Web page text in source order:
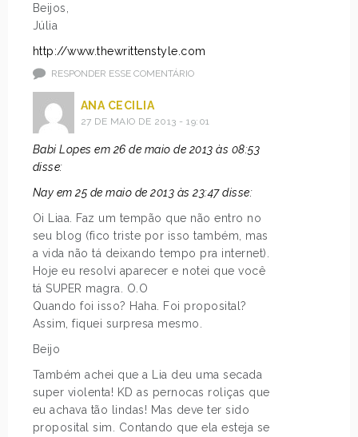
Beijos,
Júlia
http://www.thewrittenstyle.com
RESPONDER ESSE COMENTÁRIO
ANA CECILIA
27 DE MAIO DE 2013 - 19:01
Babi Lopes em 26 de maio de 2013 às 08:53
disse:
Nay em 25 de maio de 2013 às 23:47 disse:
Oi Liaa. Faz um tempão que não entro no
seu blog (fico triste por isso também, mas
a vida não tá deixando tempo pra internet).
Hoje eu resolvi aparecer e notei que você
tá SUPER magra. O.O
Quando foi isso? Haha. Foi proposital?
Assim, fiquei surpresa mesmo.
Beijo
Também achei que a Lia deu uma secada
super violenta! KD as pernocas roliças que
eu achava tão lindas! Mas deve ter sido
proposital sim. Contando que ela esteja se